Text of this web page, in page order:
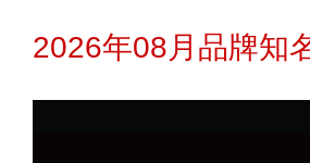
2026年08月品牌知